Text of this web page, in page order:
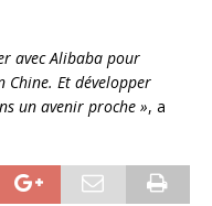
avec Alibaba pour
Chine. Et développer
un avenir proche », a